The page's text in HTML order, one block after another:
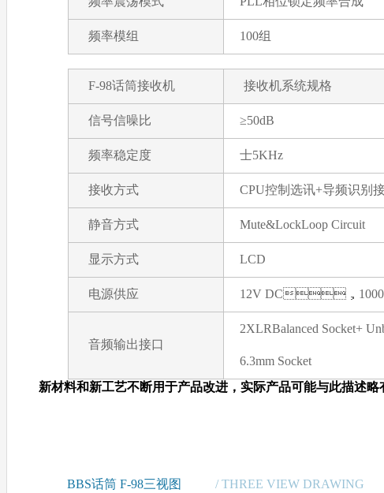
频率模组 100组
F-98话筒接收机 接收机系统规格
信号信噪比 ≥50dB
频率稳定度 士5KHz
接收方式 CPU控制选讯+导频识别
静音方式 Mute&LockLoop Circuit
显示方式 LCD
电源供应 12V DC，
音频输出接口
2XLRBalanced Socket+
6.3mm Socket
新材料和新工艺不断用于产品改进，实际产品可能与此描述略
BBS话筒 F-98三视图 / THREE VIEW DRAWING